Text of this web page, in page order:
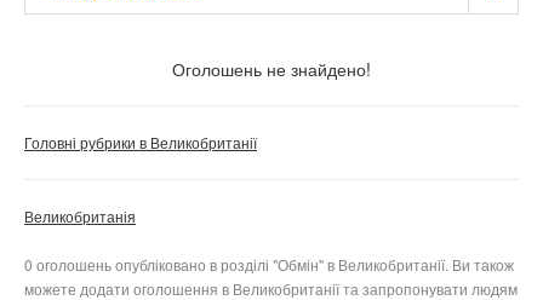
Оголошень не знайдено!
Головні рубрики в Великобританії
Великобританія
0 оголошень опубліковано в розділі "Обмін" в Великобританії. Ви також
можете додати оголошення в Великобританії та запропонувати людям